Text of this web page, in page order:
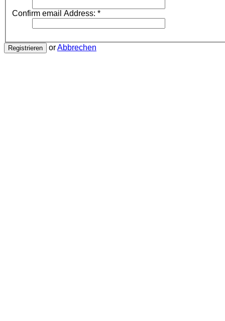
Confirm email Address: *
Registrieren orAbbrechen